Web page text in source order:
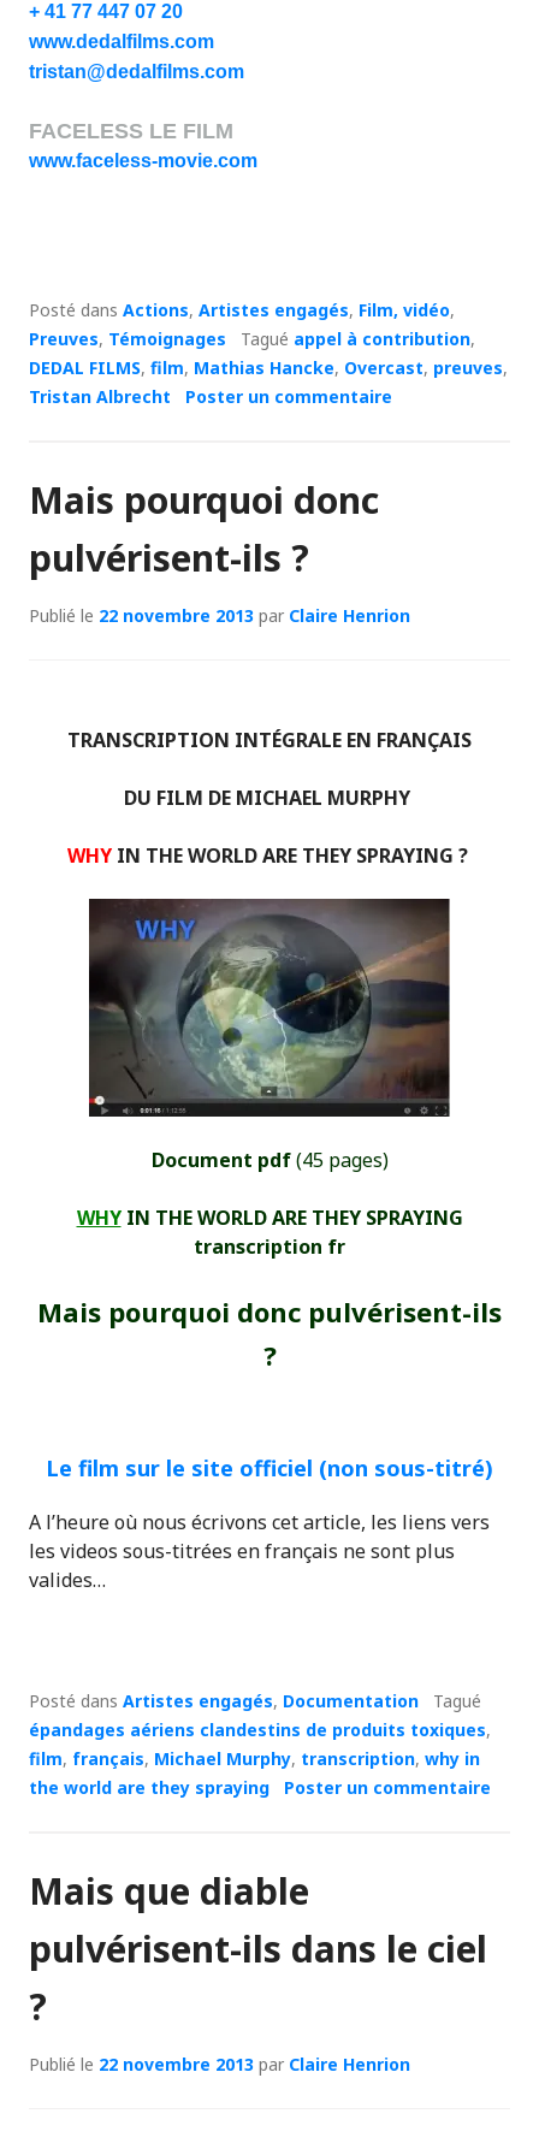
+ 41 77 447 07 20
www.dedalfilms.com
tristan@dedalfilms.com
FACELESS LE FILM
www.faceless-movie.com
Posté dans Actions, Artistes engagés, Film, vidéo,
Preuves, Témoignages Tagué appel à contribution,
DEDAL FILMS, film, Mathias Hancke, Overcast, preuves,
Tristan Albrecht
Poster un commentaire
Mais pourquoi donc
pulvérisent-ils ?
Publié le 22 novembre 2013 par Claire Henrion
TRANSCRIPTION INTÉGRALE EN FRANÇAIS
DU FILM DE MICHAEL MURPHY
WHYIN THE WORLD ARE THEY SPRAYING ?
Document pdf(45 pages)
WHYIN THE WORLD ARE THEY SPRAYING
transcription fr
Mais pourquoi donc pulvérisent-ils
?
Le film sur le site officiel (non sous-titré)
A l’heure où nous écrivons cet article, les liens vers
les videos sous-titrées en français ne sont plus
valides…
Posté dans Artistes engagés, Documentation
Tagué
épandages aériens clandestins de produits toxiques,
film, français, Michael Murphy, transcription, why in
the world are they spraying
Poster un commentaire
Mais que diable
pulvérisent-ils dans le ciel
?
Publié le 22 novembre 2013 par Claire Henrion